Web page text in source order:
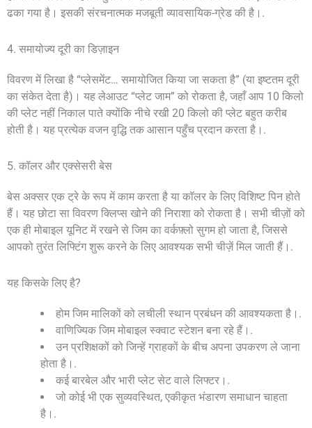
ढका गया है। इसकी संरचनात्मक मजबूती व्यावसायिक-ग्रेड की है।.
4. समायोज्य दूरी का डिज़ाइन
विवरण में लिखा है “प्लेसमेंट… समायोजित किया जा सकता है” (या इष्टतम दूरी
का संकेत देता है)। यह लेआउट “प्लेट जाम” को रोकता है, जहाँ आप 10 किलो
की प्लेट नहीं निकाल पाते क्योंकि नीचे रखी 20 किलो की प्लेट बहुत करीब
होती है। यह प्रत्येक वजन वृद्धि तक आसान पहुँच प्रदान करता है।.
5. कॉलर और एक्सेसरी बेस
बेस अक्सर एक ट्रे के रूप में काम करता है या कॉलर के लिए विशिष्ट पिन होते
हैं। यह छोटा सा विवरण क्लिप्स खोने की निराशा को रोकता है। सभी चीज़ों को
एक ही मोबाइल यूनिट में रखने से जिम का वर्कफ़्लो सुगम हो जाता है, जिससे
आपको तुरंत लिफ्टिंग शुरू करने के लिए आवश्यक सभी चीज़ें मिल जाती हैं।.
यह किसके लिए है?
होम जिम मालिकों को लचीली स्थान प्रबंधन की आवश्यकता है।.
वाणिज्यिक जिम मोबाइल स्क्वाट स्टेशन बना रहे हैं।.
उन प्रशिक्षकों को जिन्हें ग्राहकों के बीच अपना उपकरण ले जाना
होता है।.
कई बारबेल और भारी प्लेट सेट वाले लिफ्टर।.
जो कोई भी एक सुव्यवस्थित, एकीकृत भंडारण समाधान चाहता
है।.